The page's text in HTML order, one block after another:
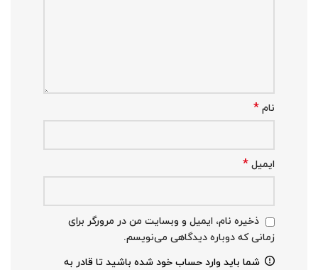
نام *
ایمیل *
ذخیره نام، ایمیل و وبسایت من در مرورگر برای
زمانی که دوباره دیدگاهی می‌نویسم.
شما باید وارد حساب خود شده باشید تا قادر به